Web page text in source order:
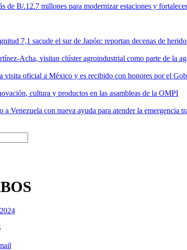
de B/.12.7 millones para modernizar estaciones y
7,1 sacude el sur de Japón: reportan decenas de
Acha, visitan clúster agroindustrial como parte de la
visita oficial a México y es recibido con honores por el
cultura y productos en las asambleas de la OMPI
a Venezuela con nueva ayuda para atender la emergencia